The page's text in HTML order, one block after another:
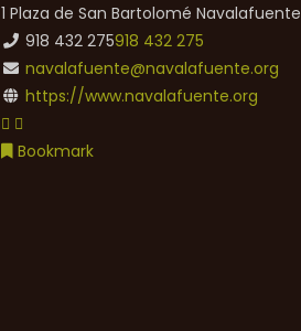
1 Plaza de San Bartolomé Navalafuente
918 432 275918 432 275
navalafuente@navalafuente.org
https://www.navalafuente.org
Bookmark